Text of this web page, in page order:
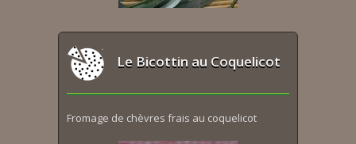
Le Bicottin au Coquelicot
Fromage de chèvres frais au coquelicot